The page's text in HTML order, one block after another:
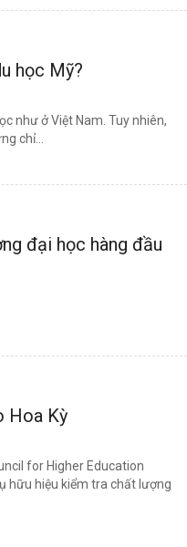
học Mỹ?
như ở Việt Nam. Tuy nhiên,
chỉ...
đại học hàng đầu
Hoa Kỳ
for Higher Education
hữu hiệu kiểm tra chất lượng